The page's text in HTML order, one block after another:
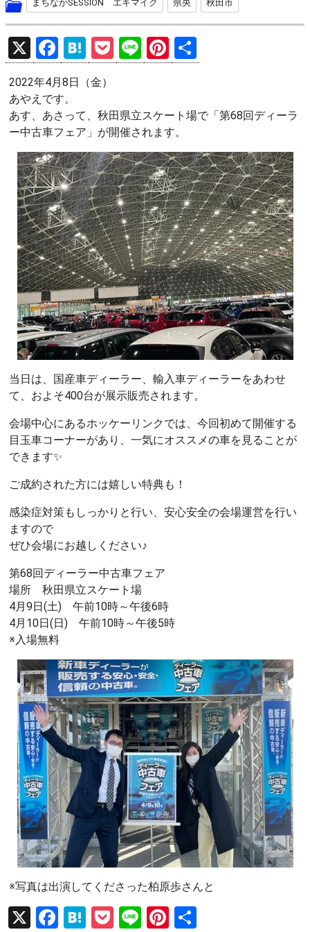
まちなかSESSION エキマイク 県央 秋田市
X
F
a
ce
b
o
o
k
H
at
e
n
a
P
o
et
Li
n
Pi
nt
es
t
有
2022年4月8日（金）
あやえです。
あす、あさって、秋田県立スケート場で「第68回ディーラ
ー中古車フェア」が開催されます。
当日は、国産車ディーラー、輸入車ディーラーをあわせ
て、およそ400台が展示販売されます。
会場中心にあるホッケーリンクでは、今回初めて開催する
目玉車コーナーがあり、一気にオススメの車を見ることが
できます✨
ご成約された方には嬉しい特典も！
感染症対策もしっかりと行い、安心安全の会場運営を行い
ますので
ぜひ会場にお越しください♪
第68回ディーラー中古車フェア
場所 秋田県立スケート場
4月9日(土) 午前10時～午後6時
4月10日(日) 午前10時～午後5時
※入場無料
※写真は出演してくださった柏原歩さんと
X
F
H
P
Li
Pi